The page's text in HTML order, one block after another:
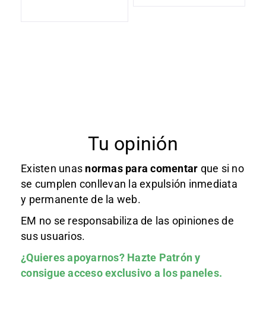
Tu opinión
Existen unas normas para comentar que si no
se cumplen conllevan la expulsión inmediata
y permanente de la web.
EM no se responsabiliza de las opiniones de
sus usuarios.
¿Quieres apoyarnos? Hazte Patróny
consigue acceso exclusivo a los paneles.